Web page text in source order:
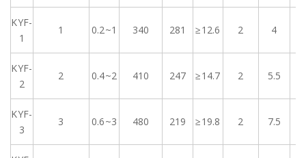
KYF-
1
1 0.2~1 340 281 ≥12.6 2 4
KYF-
2
2 0.4~2 410 247 ≥14.7 2 5.5
KYF-
3
3 0.6~3 480 219 ≥19.8 2 7.5